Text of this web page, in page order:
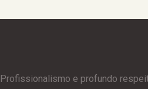
Profissionalismo e profundo